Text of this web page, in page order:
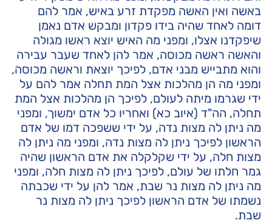
באשה ואין האשה מפקדת זרע באיש, אמר להם
דומה לאחד שהיה בידו פקדון ומבקש אדם נאמן
שיפקדנו אצלו, ומפני מה האיש יוצא ראשו מגולה
והאשה ראשה מכוסה, אמר להן לאחד שעבר עבירה
והוא מתבייש מבני אדם, לפיכך יוצאת וראשה מכוסה,
ומפני מה הן מהלכות אצל המת תחלה אמר להם על
ידי שגרמו מיתה לעולם, לפיכך הן מהלכות אצל המת
תחלה, הה"ד (איוב כא) ואחריו כל אדם ימשוך, ומפני
מה ניתן לה מצות נדה, על ידי ששפכה דמו של אדם
הראשון לפיכך ניתן לה מצות נדה, ומפני מה ניתן לה
מצות חלה, על ידי שקלקלה את אדם הראשון שהיה
גמר חלתו של עולם, לפיכך ניתן לה מצות חלה, ומפני
מה ניתן לה מצות נר שבת, אמר להן על ידי שכבתה
נשמתו של אדם הראשון לפיכך ניתן לה מצות נר
שבת.